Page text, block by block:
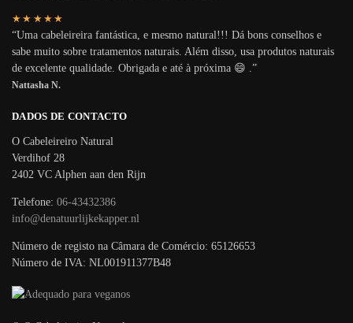
★★★★★
“Uma cabeleireira fantástica, e mesmo natural!!! Dá bons conselhos e
sabe muito sobre tratamentos naturais. Além disso, usa produtos naturais
de excelente qualidade. Obrigada e até à próxima 😄 .”
Nattasha N.
DADOS DE CONTACTO
O Cabeleireiro Natural
Verdihof 28
2402 VC Alphen aan den Rijn
Telefone: 06-43432386
info@denatuurlijkekapper.nl
Número de registo na Câmara de Comércio: 65126653
Número de IVA: NL001911377B48